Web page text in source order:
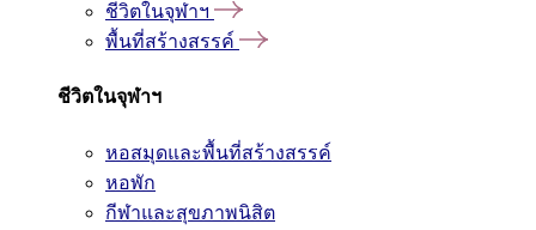
ชีวิตในจุฬาฯ
พื้นที่สร้างสรรค์
ชีวิตในจุฬาฯ
หอสมุดและพื้นที่สร้างสรรค์
หอพัก
กีฬาและสุขภาพนิสิต